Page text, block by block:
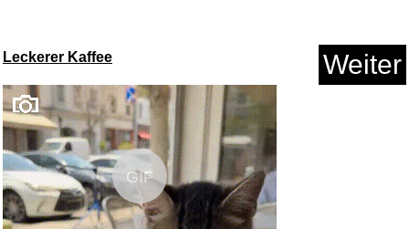
Leckerer Kaffee Weiter
GIF